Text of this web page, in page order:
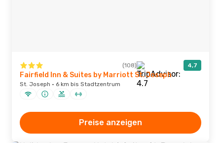
(108) 4,7
Fairfield Inn & Suites by Marriott St. Joseph
St. Joseph · 6 km bis Stadtzentrum
Preise anzeigen